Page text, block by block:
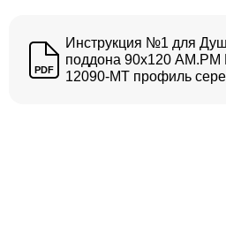
PDF
Инструкция №1 для
поддона 90х120 AM.PM
12090-MT профиль